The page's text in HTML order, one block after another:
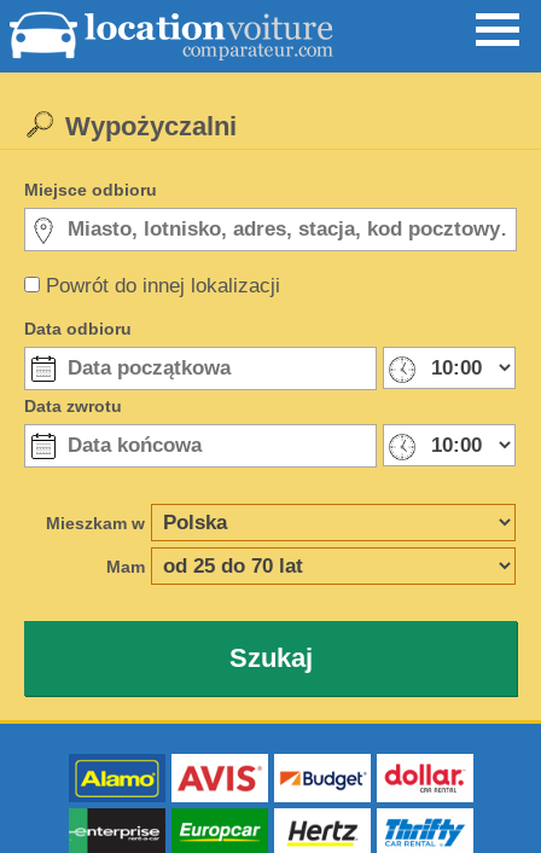
Powrót do innej lokalizacji
Wypożyczalni
Miejsce odbioru
Data odbioru
Data zwrotu
Mieszkam w
Mam
Szukaj